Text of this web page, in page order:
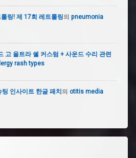
링! 제 17회 레트롤링의 pneumonia
고 울트라 쉘 커스텀 + 사운드 수리 관련
rash types
인사이트 한글 패치 의 otitis media